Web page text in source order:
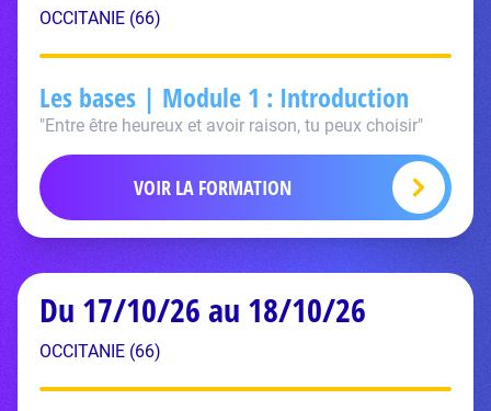
OCCITANIE (66)
Les bases | Module 1 : Introduction
"Entre être heureux et avoir raison, tu peux choisir"
VOIR LA FORMATION
Du 17/10/26 au 18/10/26
OCCITANIE (66)